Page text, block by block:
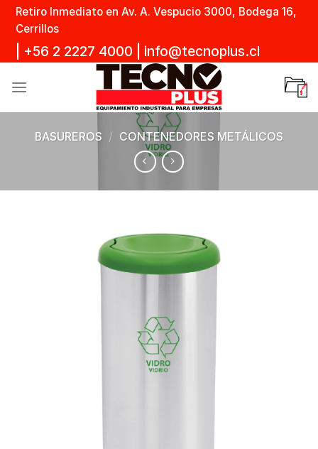
Skip
content
Retiro Inmediato en Av. A. Vespucio 3000, Bodega 16,
Cerrillos
+56 2 2227 4000 info@tecnoplus.cl
BASUREROS / CONTENEDORES METÁLICOS